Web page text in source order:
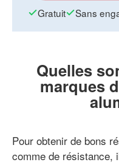
Gratuit Sans
Quelles
marques
Pour obtenir de bons
comme de résistance,